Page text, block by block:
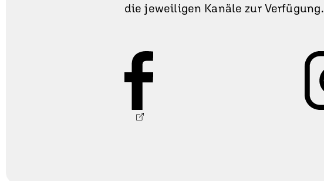
die jeweiligen Kanäle zur Verfügung.